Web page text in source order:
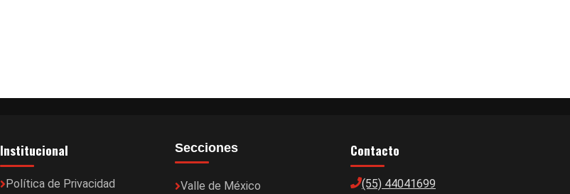
Institucional
Política de Privacidad
Secciones
Valle de México
Contacto
(55) 44041699